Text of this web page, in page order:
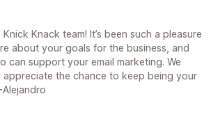
Knack team! It’s been such a pleasure
about your goals for the business, and
can support your email marketing. We
the chance to keep being your
Alejandro